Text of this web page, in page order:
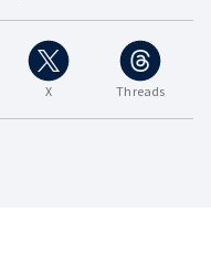
X Threads